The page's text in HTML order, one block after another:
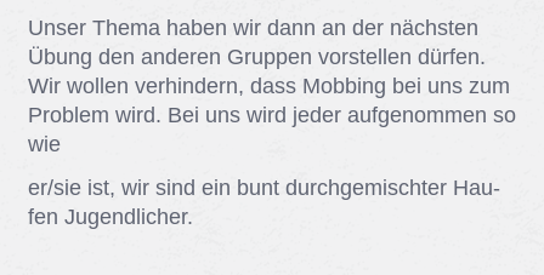
Un­ser The­ma ha­ben wir dann an der nächs­ten
Übung den an­de­ren Grup­pen vor­stel­len dür­fen.
Wir wol­len ver­hin­dern, dass Mob­bing bei uns zum
Pro­blem wird. Bei uns wird je­der auf­ge­nom­men so
wie
er/​sie ist, wir sind ein bunt durch­ge­misch­ter Hau­
fen Ju­gend­li­cher.